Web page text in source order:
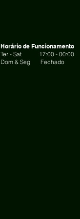
Horário de Funcionamento
Ter - Sat 17:00 - 00:00
Dom & Seg Fechado